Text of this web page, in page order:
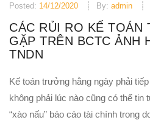
Posted: 14/12/2020 By: admin
CÁC RỦI RO KẾ TOÁN
GẶP TRÊN BCTC ẢNH
TNDN
Kế toán trưởng hằng ngày phải
không phải lúc nào cũng có thể
“xào nấu” báo cáo tài chính trong